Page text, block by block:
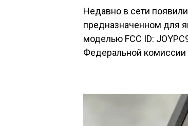
Недавно в сети
предназначенном для
моделью FCC ID:
Федеральной